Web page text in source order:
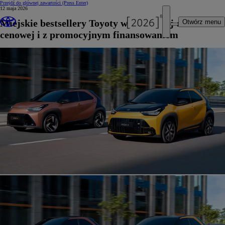
Przejdź do głównej zawartości (Press Enter)
Otwórz menu
12 maja 2026
Miejskie bestsellery Toyoty w specjalnej ofercie
cenowej i z promocyjnym finansowaniem